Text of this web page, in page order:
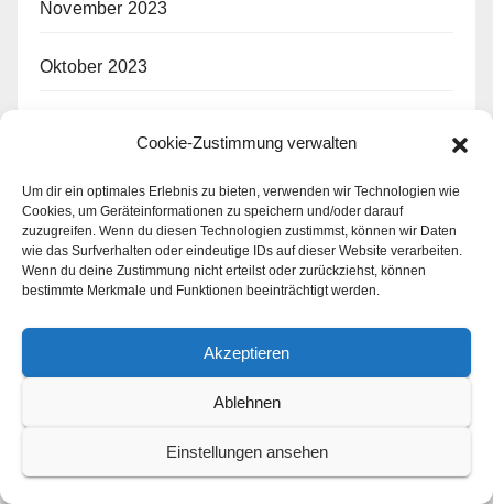
Cookie-Zustimmung verwalten
Um dir ein optimales Erlebnis zu bieten, verwenden wir Technologien wie
Cookies, um Geräteinformationen zu speichern und/oder darauf
zuzugreifen. Wenn du diesen Technologien zustimmst, können wir Daten
wie das Surfverhalten oder eindeutige IDs auf dieser Website verarbeiten.
Wenn du deine Zustimmung nicht erteilst oder zurückziehst, können
bestimmte Merkmale und Funktionen beeinträchtigt werden.
Akzeptieren
Ablehnen
Einstellungen ansehen
November 2023
Oktober 2023
August 2023
Juli 2023
Juni 2023
März 2023